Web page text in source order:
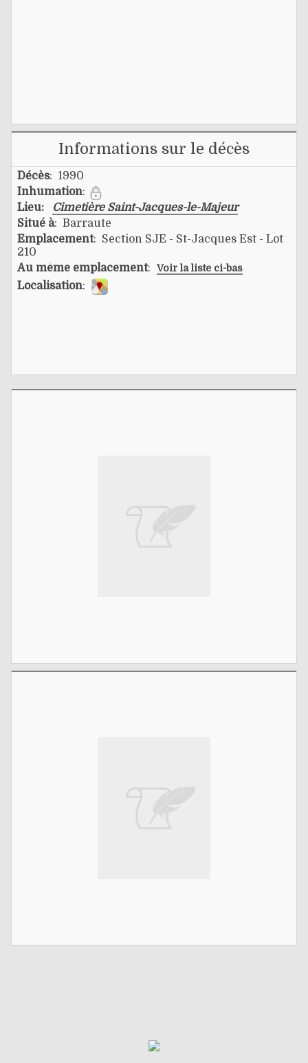
Informations sur le décès
Décès: 1990
Inhumation:
Lieu:
Cimetière Saint-Jacques-le-Majeur
Situé à: Barraute
Emplacement: Section SJE - St-Jacques Est - Lot
210
Au même emplacement: Voir la liste ci-bas
Localisation: